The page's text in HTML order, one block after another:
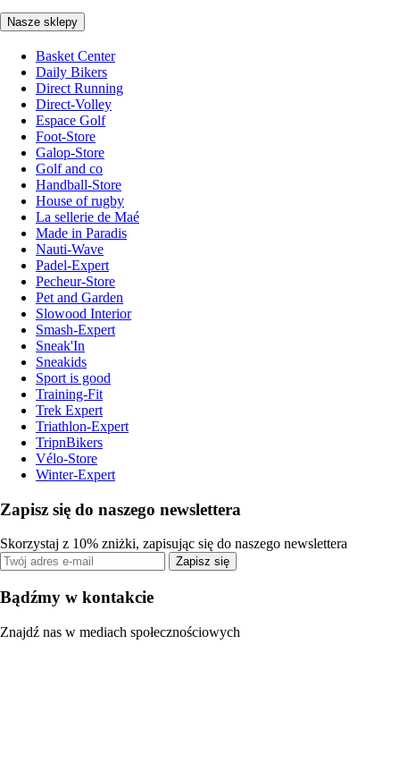
Nasze sklepy
Basket Center
Daily Bikers
Direct Running
Direct-Volley
Espace Golf
Foot-Store
Galop-Store
Golf and co
Handball-Store
House of rugby
La sellerie de Maé
Made in Paradis
Nauti-Wave
Padel-Expert
Pecheur-Store
Pet and Garden
Slowood Interior
Smash-Expert
Sneak'In
Sneakids
Sport is good
Training-Fit
Trek Expert
Triathlon-Expert
TripnBikers
Vélo-Store
Winter-Expert
Zapisz się do naszego newslettera
Skorzystaj z 10% zniżki, zapisując się do naszego newslettera
Zapisz się
Bądźmy w kontakcie
Znajdź nas w mediach społecznościowych